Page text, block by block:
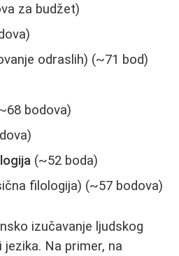
za budžet)
odraslih) (~71 bod)
bodova)
(~52 boda)
filologija) (~57 bodova)
izučavanje ljudskog
Na primer, na